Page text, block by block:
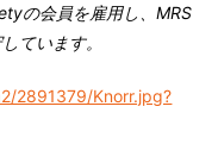
の会員を雇用し、MRS
ています。
2891379/Knorr.jpg?